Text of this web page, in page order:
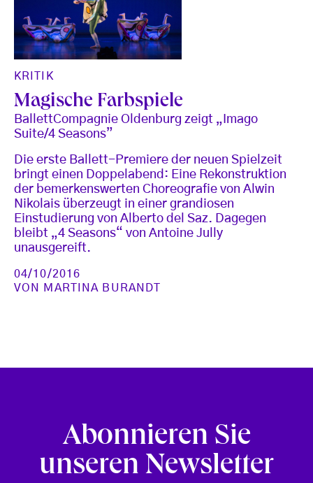
KRITIK
Magische Farbspiele
BallettCompagnie Oldenburg zeigt „Imago
Suite/4 Seasons”
Die erste Ballett-Premiere der neuen Spielzeit
bringt einen Doppelabend: Eine Rekonstruktion
der bemerkenswerten Choreografie von Alwin
Nikolais überzeugt in einer grandiosen
Einstudierung von Alberto del Saz. Dagegen
bleibt „4 Seasons“ von Antoine Jully
unausgereift.
04/10/2016
VON MARTINA BURANDT
Abonnieren Sie
unseren Newsletter